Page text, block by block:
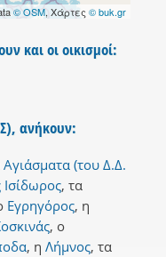
© OSM, Χάρτες © buk.gr
και οι οικισμοί:
ανήκουν:
Αγιάσματα (του Δ.Δ.
Ισίδωρος, τα
Εγρηγόρος, η
, ο
, η Λήμνος, τα